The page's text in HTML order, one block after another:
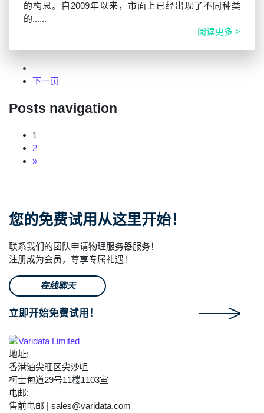
的构思。自2009年以来，市面上已经出现了不同种类
的......
阅读更多 >
下一页
Posts navigation
1
2
»
您的免费试用从这里开始！
联系我们的团队申请物理服务器服务！
注册成为会员，尊享专属礼遇！
在线聊天
立即开始免费试用！
地址:
香港油尖旺区尖沙咀
柯士甸道29号11楼1103室
电邮:
售前电邮 | sales@varidata.com